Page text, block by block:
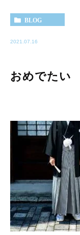
BLOG
2021.07.16
おめでたい